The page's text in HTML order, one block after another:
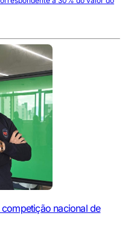
nacional de